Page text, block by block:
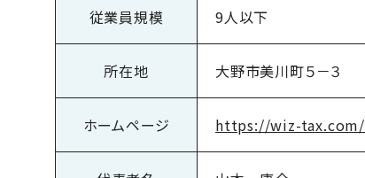
従業員規模 9人以下
所在地 大野市美川町５－３
ホームページ https://wiz-tax.com/